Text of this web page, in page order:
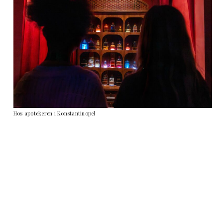
Hos apotekeren i Konstantinopel